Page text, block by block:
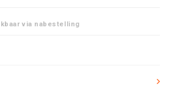
via nabestelling